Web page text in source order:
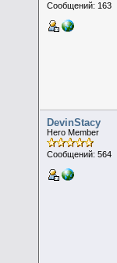
Сообщений: 163
DevinStacy
Hero Member
Сообщений: 564